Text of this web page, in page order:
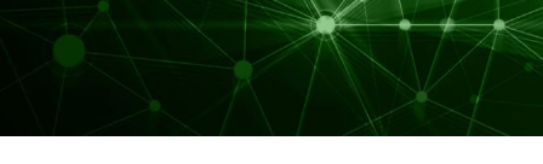
You are here: